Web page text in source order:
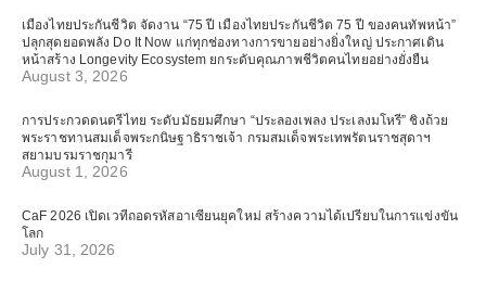
เมืองไทยประกันชีวิต จัดงาน “75 ปี เมืองไทยประกันชีวิต 75 ปี ของคนทัพหน้า”
ปลุกสุดยอดพลัง Do It Now แก่ทุกช่องทางการขายอย่างยิ่งใหญ่ ประกาศเดิน
หน้าสร้าง Longevity Ecosystem ยกระดับคุณภาพชีวิตคนไทยอย่างยั่งยืน
August 3, 2026
การประกวดดนตรีไทย ระดับมัธยมศึกษา “ประลองเพลง ประเลงมโหรี” ชิงถ้วย
พระราชทานสมเด็จพระกนิษฐาธิราชเจ้า กรมสมเด็จพระเทพรัตนราชสุดาฯ
สยามบรมราชกุมารี
August 1, 2026
CaF 2026 เปิดเวทีถอดรหัสอาเซียนยุคใหม่ สร้างความได้เปรียบในการแข่งขัน
โลก
July 31, 2026